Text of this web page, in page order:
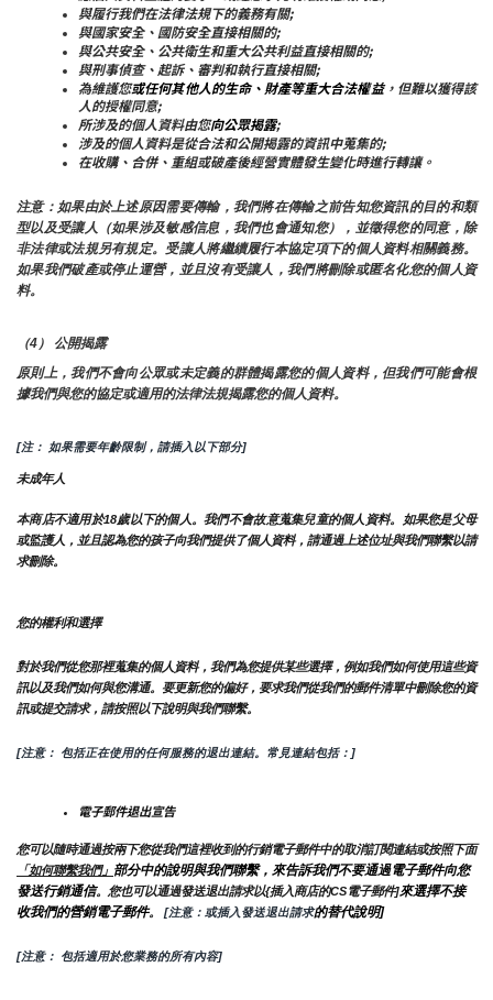
與履行我們在法律法規下的義務有關;
與國家安全、國防安全直接相關的;
與公共安全、公共衛生和重大公共利益直接相關的;
與刑事偵查、起訴、審判和執行直接相關;
為維護您或任何其他人的生命、財產等重大合法權益，但難以獲得該
人的授權同意;
所涉及的個人資料由您向公眾揭露;
涉及的個人資料是從合法和公開揭露的資訊中蒐集的;
在收購、合併、重組或破產後經營實體發生變化時進行轉讓。
注意：如果由於上述原因需要傳輸，我們將在傳輸之前告知您資訊的目的和類
型以及受讓人（如果涉及敏感信息，我們也會通知您），並徵得您的同意，除
非法律或法規另有規定。受讓人將繼續履行本協定項下的個人資料相關義務。
如果我們破產或停止運營，並且沒有受讓人，我們將刪除或匿名化您的個人資
料。
（4） 公開揭露
原則上，我們不會向公眾或未定義的群體揭露您的個人資料，但我們可能會根
據我們與您的協定或適用的法律法規揭露您的個人資料。
[注： 如果需要年齡限制，請插入以下部分]
未成年人
本商店不適用於18歲以下的個人。我們不會故意蒐集兒童的個人資料。如果您是父母
或監護人，並且認為您的孩子向我們提供了個人資料，請通過上述位址與我們聯繫以請
求刪除。
您的權利和選擇
對於我們從您那裡蒐集的個人資料，我們為您提供某些選擇，例如我們如何使用這些資
訊以及我們如何與您溝通。要更新您的偏好，要求我們從我們的郵件清單中刪除您的資
訊或提交請求，請按照以下說明與我們聯繫。
[注意： 包括正在使用的任何服務的退出連結。常見連結包括：]
電子郵件退出宣告
您可以隨時通過按兩下您從我們這裡收到的行銷電子郵件中的取消訂閱連結或按照下面
「如何聯繫我們」 部分中的說明與我們聯繫，來告訴我們不要通過電子郵件向您
發送行銷通信。您也可以通過發送退出請求以{插入商店的CS電子郵件]來選擇不接
收我們的營銷電子郵件。 [注意：或插入發送退出請求的替代說明]
[注意： 包括適用於您業務的所有內容]